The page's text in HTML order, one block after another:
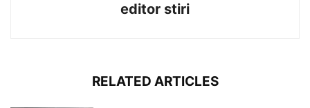
editor stiri
RELATED ARTICLES